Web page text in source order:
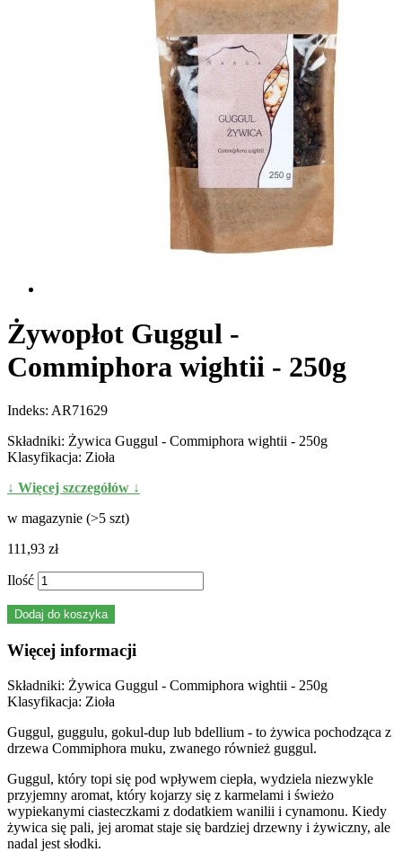
Żywopłot Guggul -
Commiphora wightii - 250g
Indeks: AR71629
Składniki: Żywica Guggul - Commiphora wightii - 250g
Klasyfikacja: Zioła
↓ Więcej szczegółów ↓
w magazynie (>5 szt)
111,93 zł
Ilość
Dodaj do koszyka
Więcej informacji
Składniki: Żywica Guggul - Commiphora wightii - 250g
Klasyfikacja: Zioła
Guggul, guggulu, gokul-dup lub bdellium - to żywica pochodząca z
drzewa Commiphora muku, zwanego również guggul.
Guggul, który topi się pod wpływem ciepła, wydziela niezwykle
przyjemny aromat, który kojarzy się z karmelami i świeżo
wypiekanymi ciasteczkami z dodatkiem wanilii i cynamonu. Kiedy
żywica się pali, jej aromat staje się bardziej drzewny i żywiczny, ale
nadal jest słodki.